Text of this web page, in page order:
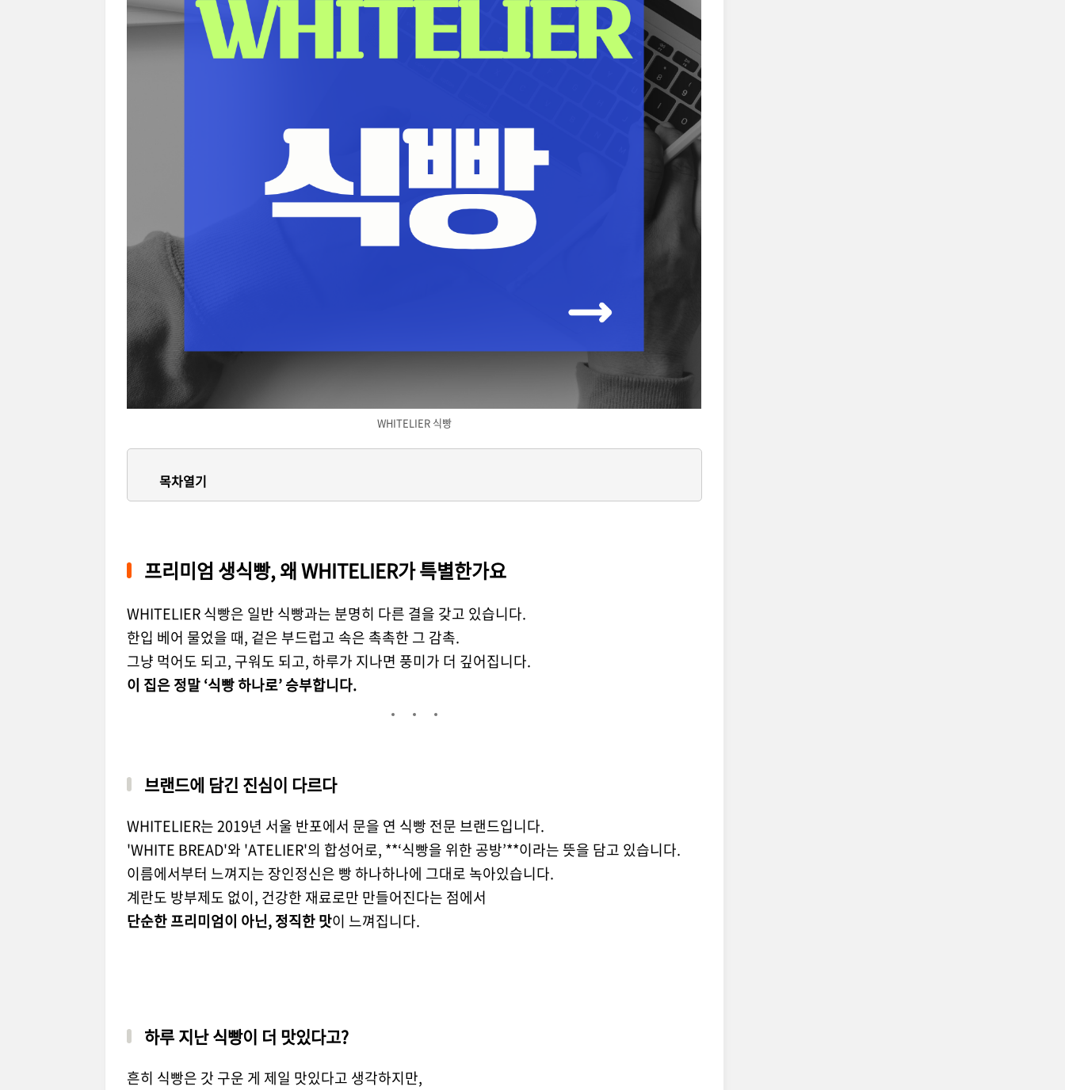
WHITELIER 식빵
목차열기
프리미엄 생식빵, 왜 WHITELIER가 특별한가요
WHITELIER 식빵은 일반 식빵과는 분명히 다른 결을 갖고 있습니다.
한입 베어 물었을 때, 겉은 부드럽고 속은 촉촉한 그 감촉.
그냥 먹어도 되고, 구워도 되고, 하루가 지나면 풍미가 더 깊어집니다.
이 집은 정말 ‘식빵 하나로’ 승부합니다.
브랜드에 담긴 진심이 다르다
WHITELIER는 2019년 서울 반포에서 문을 연 식빵 전문 브랜드입니다.
'WHITE BREAD'와 'ATELIER'의 합성어로, **‘식빵을 위한 공방’**이라는 뜻을 담고 있습니다.
이름에서부터 느껴지는 장인정신은 빵 하나하나에 그대로 녹아있습니다.
계란도 방부제도 없이, 건강한 재료로만 만들어진다는 점에서
단순한 프리미엄이 아닌, 정직한 맛이 느껴집니다.
하루 지난 식빵이 더 맛있다고?
흔히 식빵은 갓 구운 게 제일 맛있다고 생각하지만,